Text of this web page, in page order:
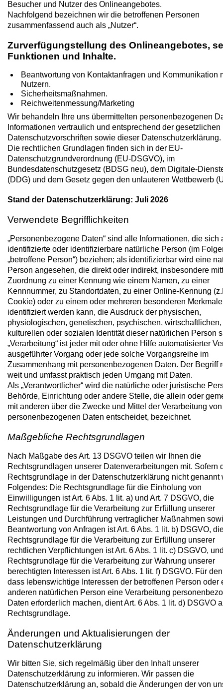
Besucher und Nutzer des Onlineangebotes.
Nachfolgend bezeichnen wir die betroffenen Personen
zusammenfassend auch als „Nutzer“.
Zurverfügungstellung des Onlineangebotes,
Funktionen und Inhalte.
Beantwortung von Kontaktanfragen und Kommunikation
Nutzern.
Sicherheitsmaßnahmen.
Reichweitenmessung/Marketing
Wir behandeln Ihre uns übermittelten personenbezogenen
Informationen vertraulich und entsprechend der gesetzlichen
Datenschutzvorschriften sowie dieser Datenschutzerklärung.
Die rechtlichen Grundlagen finden sich in der EU-
Datenschutzgrundverordnung (EU-DSGVO), im
Bundesdatenschutzgesetz (BDSG neu), dem Digitale-
(DDG) und dem Gesetz gegen den unlauteren Wettbewerb
Stand der Datenschutzerklärung: Juli 2026
Verwendete Begrifflichkeiten
„Personenbezogene Daten“ sind alle Informationen, die sich
identifizierte oder identifizierbare natürliche Person (im
„betroffene Person“) beziehen; als identifizierbar wird eine
Person angesehen, die direkt oder indirekt, insbesondere
Zuordnung zu einer Kennung wie einem Namen, zu einer
Kennnummer, zu Standortdaten, zu einer Online-Kennung
Cookie) oder zu einem oder mehreren besonderen
identifiziert werden kann, die Ausdruck der physischen,
physiologischen, genetischen, psychischen, wirtschaftlichen,
kulturellen oder sozialen Identität dieser natürlichen Person
„Verarbeitung“ ist jeder mit oder ohne Hilfe automatisierter
ausgeführter Vorgang oder jede solche Vorgangsreihe im
Zusammenhang mit personenbezogenen Daten. Der Begriff
weit und umfasst praktisch jeden Umgang mit Daten.
Als „Verantwortlicher“ wird die natürliche oder juristische
Behörde, Einrichtung oder andere Stelle, die allein oder
mit anderen über die Zwecke und Mittel der Verarbeitung von
personenbezogenen Daten entscheidet, bezeichnet.
Maßgebliche Rechtsgrundlagen
Nach Maßgabe des Art. 13 DSGVO teilen wir Ihnen die
Rechtsgrundlagen unserer Datenverarbeitungen mit. Sofern
Rechtsgrundlage in der Datenschutzerklärung nicht genannt
Folgendes: Die Rechtsgrundlage für die Einholung von
Einwilligungen ist Art. 6 Abs. 1 lit. a) und Art. 7 DSGVO, die
Rechtsgrundlage für die Verarbeitung zur Erfüllung unserer
Leistungen und Durchführung vertraglicher Maßnahmen
Beantwortung von Anfragen ist Art. 6 Abs. 1 lit. b) DSGVO,
Rechtsgrundlage für die Verarbeitung zur Erfüllung unserer
rechtlichen Verpflichtungen ist Art. 6 Abs. 1 lit. c) DSGVO,
Rechtsgrundlage für die Verarbeitung zur Wahrung unserer
berechtigten Interessen ist Art. 6 Abs. 1 lit. f) DSGVO. Für
dass lebenswichtige Interessen der betroffenen Person oder
anderen natürlichen Person eine Verarbeitung
Daten erforderlich machen, dient Art. 6 Abs. 1 lit. d) DSGVO
Rechtsgrundlage.
Änderungen und Aktualisierungen der
Datenschutzerklärung
Wir bitten Sie, sich regelmäßig über den Inhalt unserer
Datenschutzerklärung zu informieren. Wir passen die
Datenschutzerklärung an, sobald die Änderungen der von